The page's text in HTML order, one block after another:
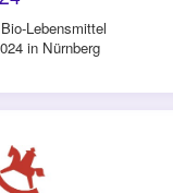
Lebensmittel
in Nürnberg